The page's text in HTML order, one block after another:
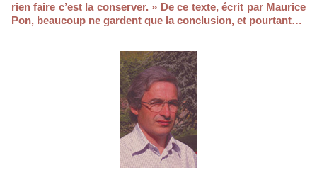
rien faire c’est la conserver. » De ce texte, écrit par Maurice
Pon, beaucoup ne gardent que la conclusion, et pourtant…